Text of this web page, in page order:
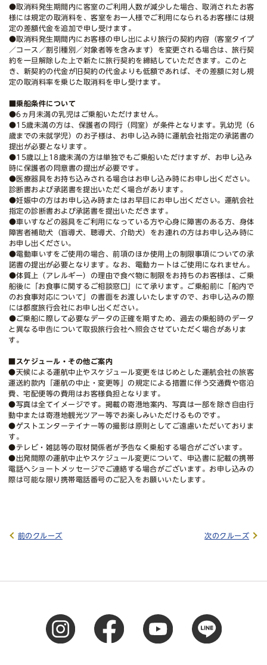
●取消料発生期間内に客室のご利用人数が減少した場合、取消されたお客
様には規定の取消料を、客室をお一人様でご利用になられるお客様には規
定の差額代金を追加で申し受けます。
●取消料発生期間内にお客様の申し出により旅行の契約内容（客室タイプ
／コース／割引種別／対象者等を含みます）を変更される場合は、旅行契
約を一旦解除した上で新たに旅行契約を締結していただきます。このと
き、新契約の代金が旧契約の代金よりも低額であれば、その差額に対し規
定の取消料率を乗じた取消料を申し受けます。
■乗船条件について
●6ヵ月未満の乳児はご乗船いただけません。
●15歳未満の方は、保護者の同行（同室）が条件となります。乳幼児（6
歳までの未就学児）のお子様は、お申し込み時に運航会社指定の承諾書の
提出が必要となります。
●15歳以上18歳未満の方は単独でもご乗船いただけますが、お申し込み
時に保護者の同意書の提出が必要です。
●医療器具をお持ち込みされる場合はお申し込み時にお申し出ください。
診断書および承諾書を提出いただく場合があります。
●妊娠中の方はお申し込み時またはお早目にお申し出ください。運航会社
指定の診断書および承諾書を提出いただきます。
●車いすなどの器具をご利用になっている方や心身に障害のある方、身体
障害者補助犬（盲導犬、聴導犬、介助犬）をお連れの方はお申し込み時に
お申し出ください。
●電動車いすをご使用の場合、前項のほか使用上の制限事項についての承
諾書の提出が必要となります。なお、電動カートはご使用になれません。
●体質上（アレルギー）の理由で食べ物に制限をお持ちのお客様は、ご乗
船後に「お食事に関するご相談窓口」にて承ります。ご乗船前に「船内で
のお食事対応について」の書面をお渡しいたしますので、お申し込みの際
には都度旅行会社にお申し出ください。
●ご乗船に際して必要なデータの正確を期すため、過去の乗船時のデータ
と異なる申告について取扱旅行会社へ照会させていただく場合がありま
す。
■スケジュール・その他ご案内
●天候による運航中止やスケジュール変更をはじめとした運航会社の旅客
運送約款内「運航の中止・変更等」の規定による措置に伴う交通費や宿泊
費、宅配便等の費用はお客様負担となります。
●写真は全てイメージです。掲載の寄港地案内、写真は一部を除き自由行
動中または寄港地観光ツアー等でお楽しみいただけるものです。
●ゲストエンターテイナー等の撮影は原則としてご遠慮いただいておりま
す。
●テレビ・雑誌等の取材関係者が予告なく乗船する場合がございます。
●出発間際の運航中止やスケジュール変更について、申込書に記載の携帯
電話へショートメッセージでご連絡する場合がございます。お申し込みの
際は可能な限り携帯電話番号のご記入をお願いいたします。
前のクルーズ 次のクルーズ